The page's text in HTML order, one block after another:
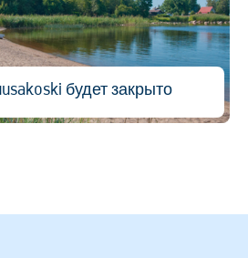
будет закрыто